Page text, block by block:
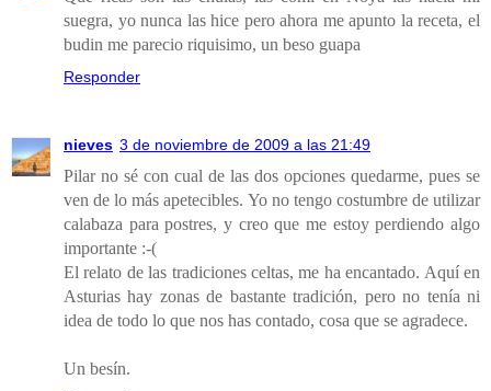
suegra, yo nunca las hice pero ahora me apunto la receta, el
budin me parecio riquisimo, un beso guapa
Responder
nieves 3 de noviembre de 2009 a las 21:49
Pilar no sé con cual de las dos opciones quedarme, pues se
ven de lo más apetecibles. Yo no tengo costumbre de utilizar
calabaza para postres, y creo que me estoy perdiendo algo
importante :-(
El relato de las tradiciones celtas, me ha encantado. Aquí en
Asturias hay zonas de bastante tradición, pero no tenía ni
idea de todo lo que nos has contado, cosa que se agradece.
Un besín.